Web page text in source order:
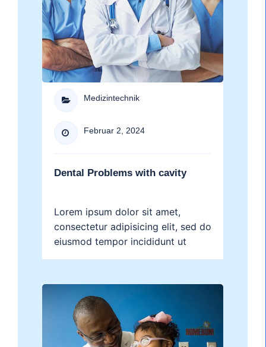
 Medizintechnik
 Februar 2, 2024
Dental Problems with cavity
Lorem ipsum dolor sit amet,
consectetur adipisicing elit, sed do
eiusmod tempor incididunt ut